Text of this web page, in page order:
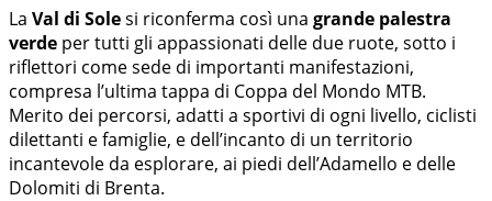
La Val di Solesi riconferma così una grande palestra
verde per tutti gli appassionati delle due ruote, sotto i
riflettori come sede di importanti manifestazioni,
compresa l’ultima tappa di Coppa del Mondo MTB.
Merito dei percorsi, adatti a sportivi di ogni livello, ciclisti
dilettanti e famiglie, e dell’incanto di un territorio
incantevole da esplorare, ai piedi dell’Adamello e delle
Dolomiti di Brenta.